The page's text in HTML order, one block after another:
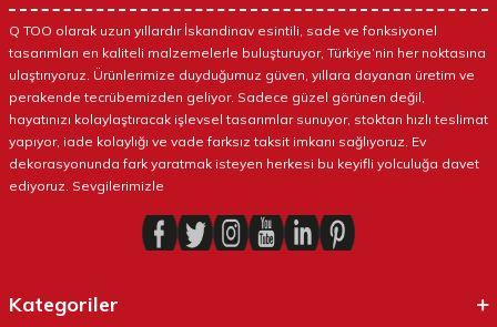
Q TOO olarak uzun yıllardır İskandinav esintili, sade ve fonksiyonel
tasarımları en kaliteli malzemelerle buluşturuyor, Türkiye’nin her noktasına
ulaştırıyoruz. Ürünlerimize duyduğumuz güven, yıllara dayanan üretim ve
perakende tecrübemizden geliyor. Sadece güzel görünen değil,
hayatınızı kolaylaştıracak işlevsel tasarımlar sunuyor, stoktan hızlı teslimat
yapıyor, iade kolaylığı ve vade farksız taksit imkanı sağlıyoruz. Ev
dekorasyonunda fark yaratmak isteyen herkesi bu keyifli yolculuğa davet
ediyoruz. Sevgilerimizle
Kategoriler